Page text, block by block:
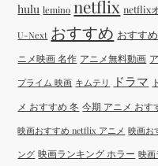
hulu lemino netflix netflix
U-Next おすすめ おすす
ニメ映画 名作 アニメ無料動画
プライム 映画 キムテリ ドラマ
メ おすすめ 冬 今期 アニメ おす
映画おすすめ netflix アニメ 映画お
ング 映画ランキング ホラー 映画